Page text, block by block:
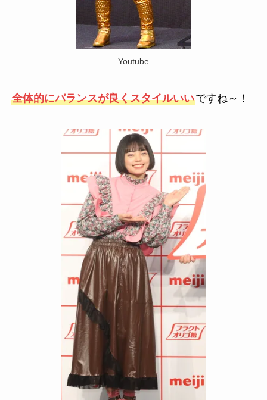
Youtube
全体的にバランスが良くスタイルいいですね～！